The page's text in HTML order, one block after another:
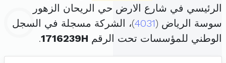
الرئيسي في شارع الارض حي الريحان الزهور
سوسة الرياض (4031)، الشركة مسجلة في السجل
الوطني للمؤسسات تحت الرقم 1716239H
.